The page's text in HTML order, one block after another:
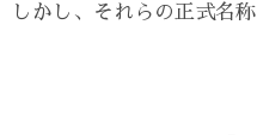
しかし、それらの正式名称